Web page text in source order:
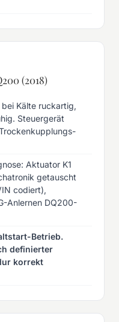
(2018)
Kälte ruckartig,
Steuergerät
Aktuator K1
getauscht
codiert),
Anlernen DQ200-
Betrieb.
definierter
korrekt